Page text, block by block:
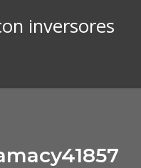
inversores